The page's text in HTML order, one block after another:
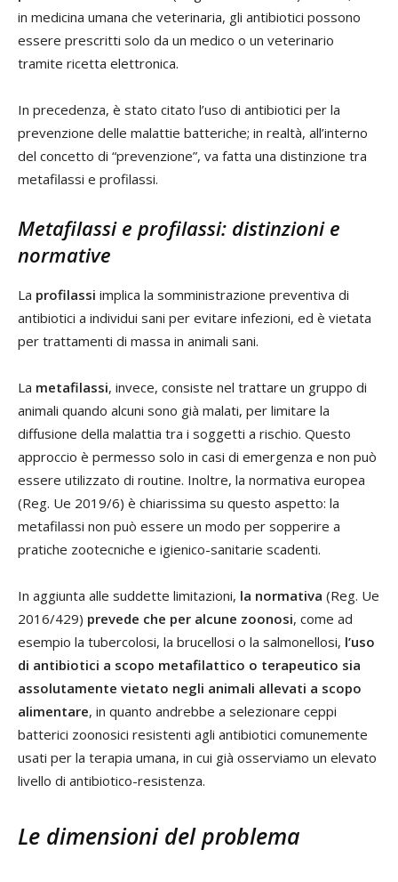
in medicina umana che veterinaria, gli antibiotici possono
essere prescritti solo da un medico o un veterinario
tramite ricetta elettronica.
In precedenza, è stato citato l’uso di antibiotici per la
prevenzione delle malattie batteriche; in realtà, all’interno
del concetto di “prevenzione”, va fatta una distinzione tra
metafilassi e profilassi.
Metafilassi e profilassi: distinzioni e
normative
La profilassi implica la somministrazione preventiva di
antibiotici a individui sani per evitare infezioni, ed è vietata
per trattamenti di massa in animali sani.
La metafilassi, invece, consiste nel trattare un gruppo di
animali quando alcuni sono già malati, per limitare la
diffusione della malattia tra i soggetti a rischio. Questo
approccio è permesso solo in casi di emergenza e non può
essere utilizzato di routine. Inoltre, la normativa europea
(Reg. Ue 2019/6) è chiarissima su questo aspetto: la
metafilassi non può essere un modo per sopperire a
pratiche zootecniche e igienico-sanitarie scadenti.
In aggiunta alle suddette limitazioni, la normativa (Reg. Ue
2016/429) prevede che per alcune zoonosi, come ad
esempio la tubercolosi, la brucellosi o la salmonellosi, l’uso
di antibiotici a scopo metafilattico o terapeutico sia
assolutamente vietato negli animali allevati a scopo
alimentare, in quanto andrebbe a selezionare ceppi
batterici zoonosici resistenti agli antibiotici comunemente
usati per la terapia umana, in cui già osserviamo un elevato
livello di antibiotico-resistenza.
Le dimensioni del problema